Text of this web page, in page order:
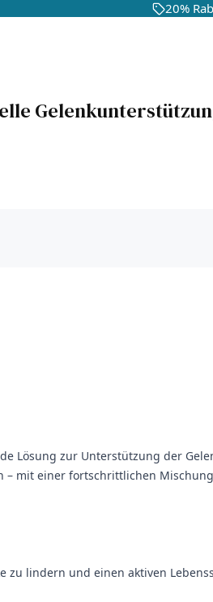
20%
Lösung zur Unterstützung der
mit einer fortschrittlichen
zu lindern und einen aktiven